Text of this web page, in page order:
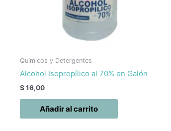
Químicos y Detergentes
Alcohol Isopropílico al 70% en Galón
$16,00
Añadir al carrito